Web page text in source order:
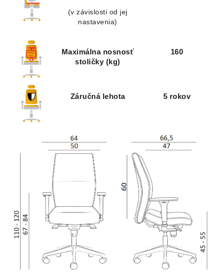
(v závislosti od jej
nastavenia)
Maximálna nosnosť
stoličky (kg)
160
Záručná lehota 5 rokov